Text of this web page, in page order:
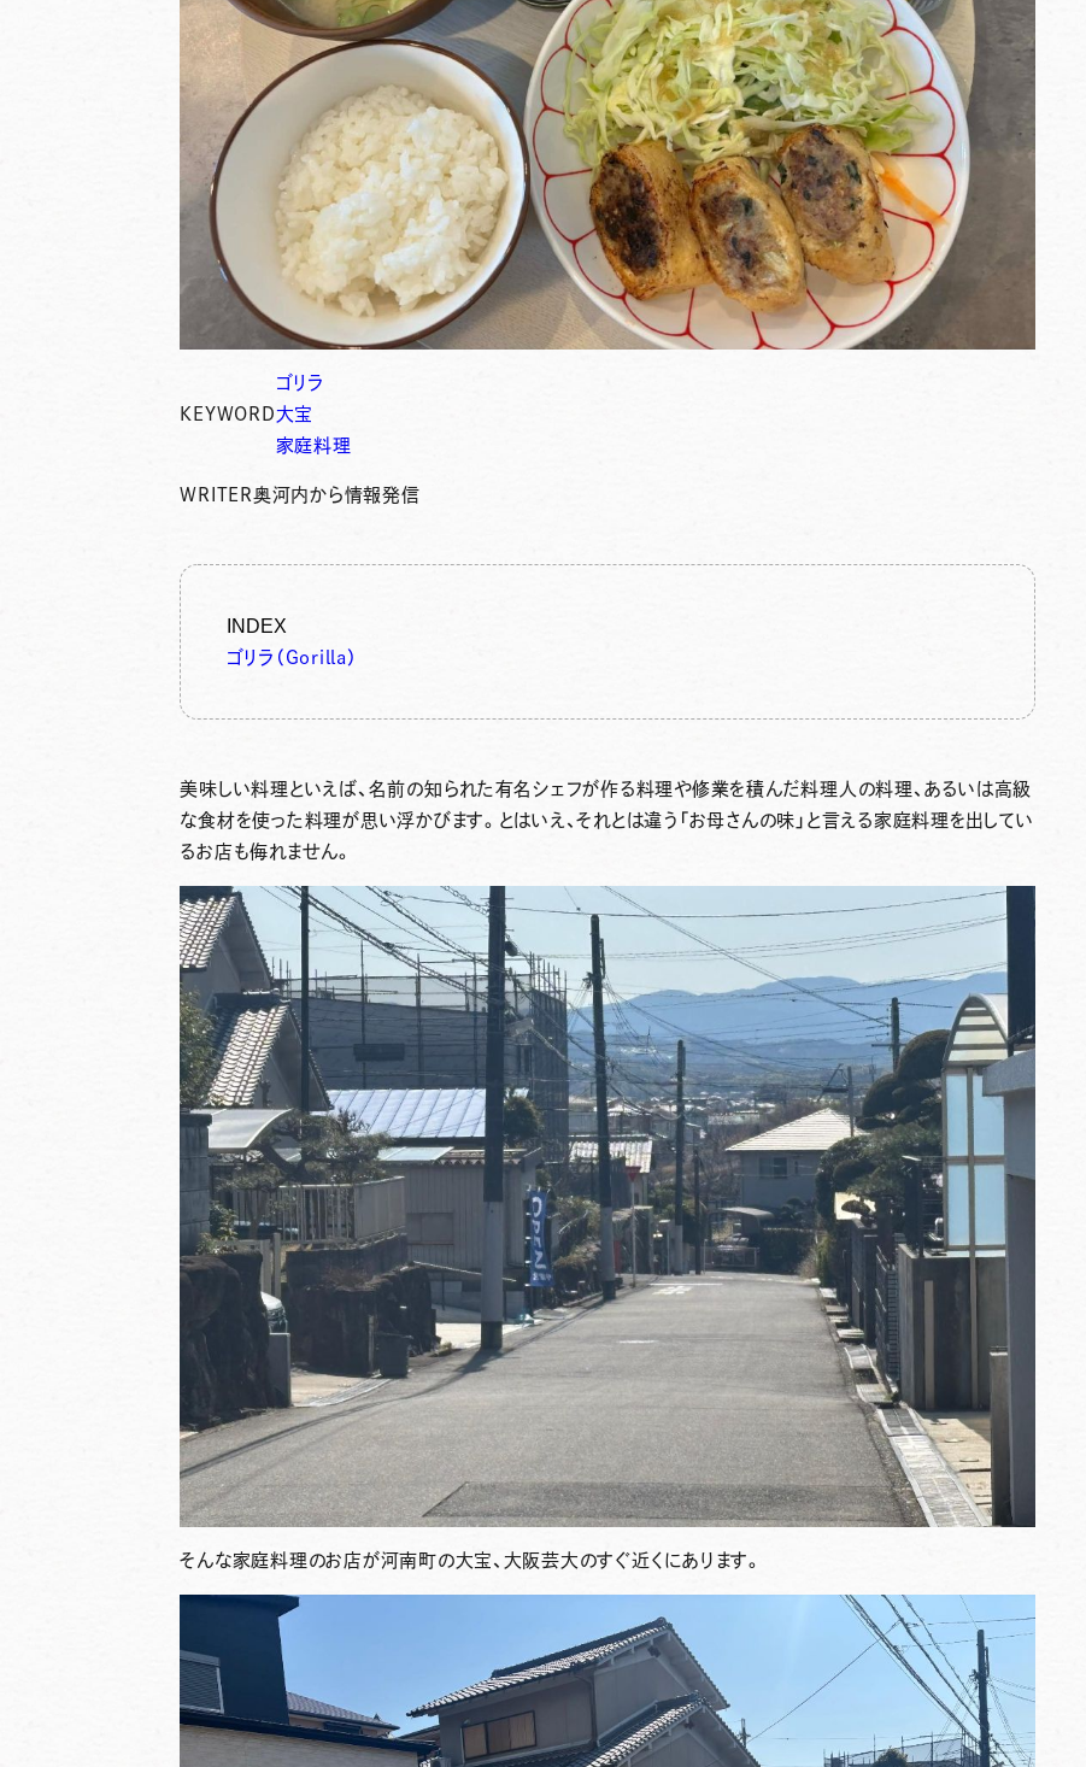
KEYWORD
ゴリラ
大宝
家庭料理
WRITER奥河内から情報発信
INDEX
ゴリラ（Gorilla）
美味しい料理といえば、名前の知られた有名シェフが作る料理や修業を積んだ料理人の料理、あるいは高級
な食材を使った料理が思い浮かびます。とはいえ、それとは違う「お母さんの味」と言える家庭料理を出してい
るお店も侮れません。
そんな家庭料理のお店が河南町の大宝、大阪芸大のすぐ近くにあります。